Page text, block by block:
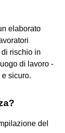
elaborato
rischio in
di lavoro -
sicuro.
del